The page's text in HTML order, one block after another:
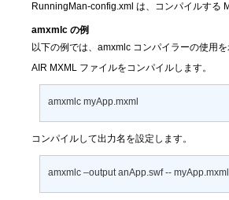
RunningMan-config.xml は、コンパイルする
amxmlc の例
以下の例では、amxmlc コンパイラーの使用
AIR MXML ファイルをコンパイルします。
amxmlc myApp.mxml
コンパイルして出力名を設定します。
amxmlc –output anApp.swf -- myApp.mxml